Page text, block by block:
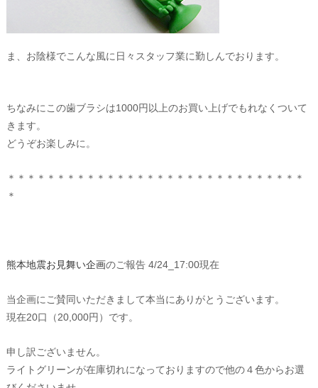
ま、お陰様でこんな風に日々スタッフ業に勤しんでおります。
ちなみにこの歯ブラシは1000円以上のお買い上げでもれなくついて
きます。
どうぞお楽しみに。
＊＊＊＊＊＊＊＊＊＊＊＊＊＊＊＊＊＊＊＊＊＊＊＊＊＊＊＊＊＊
＊
熊本地震お見舞い企画のご報告 4/24_17:00現在
当企画にご賛同いただきまして本当にありがとうございます。
現在20口（20,000円）です。
申し訳ございません。
ライトグリーンが在庫切れになっておりますので他の４色からお選